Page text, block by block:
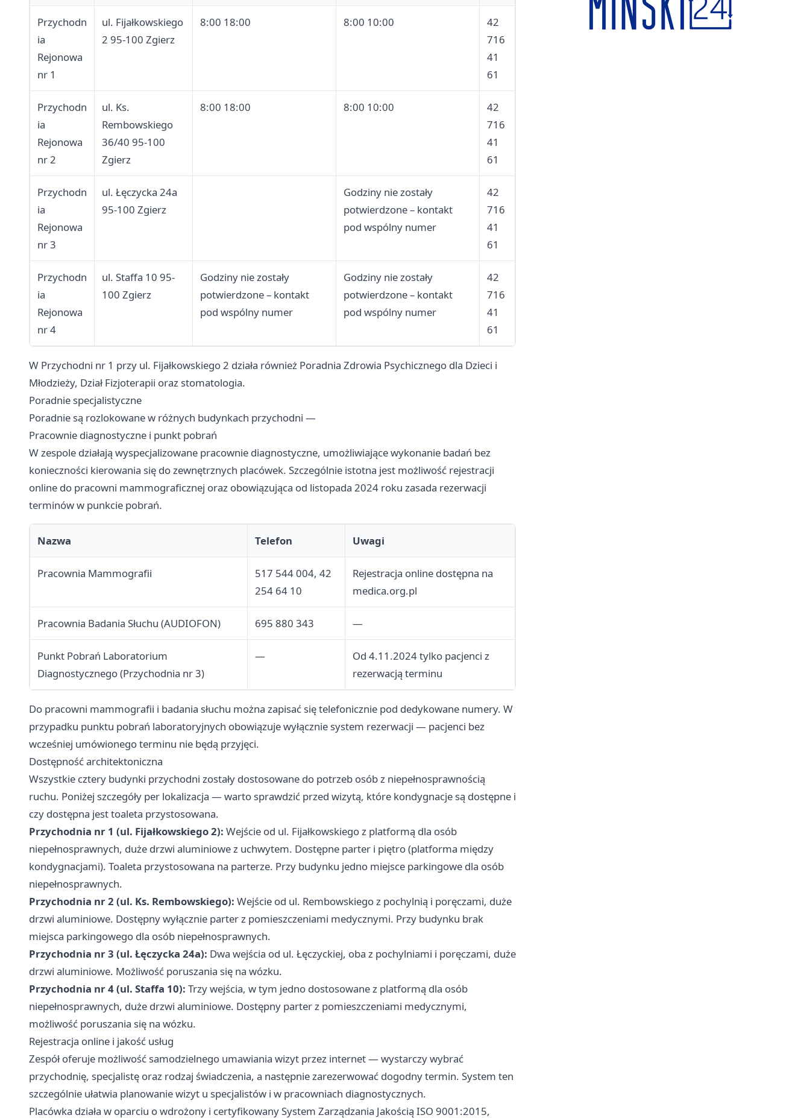
Przychodn
ia
Rejonowa
nr 1
ul. Fijałkowskiego
2 95-100 Zgierz
8:00 18:00 8:00 10:00
42
716
41
61
Przychodn
ia
Rejonowa
nr 2
ul. Ks.
Rembowskiego
36/40 95-100
Zgierz
8:00 18:00 8:00 10:00
42
716
41
61
Przychodn
ia
Rejonowa
nr 3
ul. Łęczycka 24a
95-100 Zgierz
Godziny nie zostały
potwierdzone – kontakt
pod wspólny numer
42
716
41
61
Przychodn
ia
Rejonowa
nr 4
ul. Staffa 10 95-
100 Zgierz
Godziny nie zostały
potwierdzone – kontakt
pod wspólny numer
Godziny nie zostały
potwierdzone – kontakt
pod wspólny numer
42
716
41
61
W Przychodni nr 1 przy ul. Fijałkowskiego 2 działa również Poradnia Zdrowia Psychicznego dla Dzieci i
Młodzieży, Dział Fizjoterapii oraz stomatologia.
Poradnie specjalistyczne
Poradnie są rozlokowane w różnych budynkach przychodni —
Pracownie diagnostyczne i punkt pobrań
W zespole działają wyspecjalizowane pracownie diagnostyczne, umożliwiające wykonanie badań bez
konieczności kierowania się do zewnętrznych placówek. Szczególnie istotna jest możliwość rejestracji
online do pracowni mammograficznej oraz obowiązująca od listopada 2024 roku zasada rezerwacji
terminów w punkcie pobrań.
Nazwa Telefon Uwagi
Pracownia Mammografii
517 544 004, 42
254 64 10
Rejestracja online dostępna na
medica.org.pl
Pracownia Badania Słuchu (AUDIOFON) 695 880 343 —
Punkt Pobrań Laboratorium
Diagnostycznego (Przychodnia nr 3)
—
Od 4.11.2024 tylko pacjenci z
rezerwacją terminu
Do pracowni mammografii i badania słuchu można zapisać się telefonicznie pod dedykowane numery. W
przypadku punktu pobrań laboratoryjnych obowiązuje wyłącznie system rezerwacji — pacjenci bez
wcześniej umówionego terminu nie będą przyjęci.
Dostępność architektoniczna
Wszystkie cztery budynki przychodni zostały dostosowane do potrzeb osób z niepełnosprawnością
ruchu. Poniżej szczegóły per lokalizacja — warto sprawdzić przed wizytą, które kondygnacje są dostępne i
czy dostępna jest toaleta przystosowana.
Przychodnia nr 1 (ul. Fijałkowskiego 2): Wejście od ul. Fijałkowskiego z platformą dla osób
niepełnosprawnych, duże drzwi aluminiowe z uchwytem. Dostępne parter i piętro (platforma między
kondygnacjami). Toaleta przystosowana na parterze. Przy budynku jedno miejsce parkingowe dla osób
niepełnosprawnych.
Przychodnia nr 2 (ul. Ks. Rembowskiego): Wejście od ul. Rembowskiego z pochylnią i poręczami, duże
drzwi aluminiowe. Dostępny wyłącznie parter z pomieszczeniami medycznymi. Przy budynku brak
miejsca parkingowego dla osób niepełnosprawnych.
Przychodnia nr 3 (ul. Łęczycka 24a): Dwa wejścia od ul. Łęczyckiej, oba z pochylniami i poręczami, duże
drzwi aluminiowe. Możliwość poruszania się na wózku.
Przychodnia nr 4 (ul. Staffa 10): Trzy wejścia, w tym jedno dostosowane z platformą dla osób
niepełnosprawnych, duże drzwi aluminiowe. Dostępny parter z pomieszczeniami medycznymi,
możliwość poruszania się na wózku.
Rejestracja online i jakość usług
Zespół oferuje możliwość samodzielnego umawiania wizyt przez internet — wystarczy wybrać
przychodnię, specjalistę oraz rodzaj świadczenia, a następnie zarezerwować dogodny termin. System ten
szczególnie ułatwia planowanie wizyt u specjalistów i w pracowniach diagnostycznych.
Placówka działa w oparciu o wdrożony i certyfikowany System Zarządzania Jakością ISO 9001:2015,